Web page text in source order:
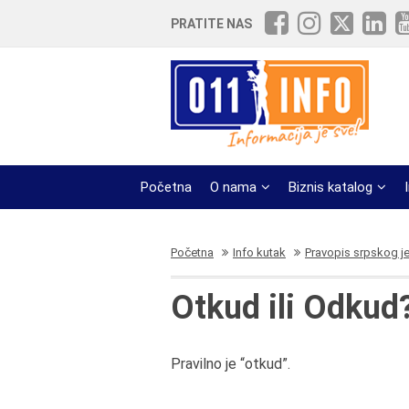
PRATITE NAS
Početna O nama Biznis katalog
Početna Info kutak Pravopis srpskog
Otkud ili
Pravilno je “otkud”.